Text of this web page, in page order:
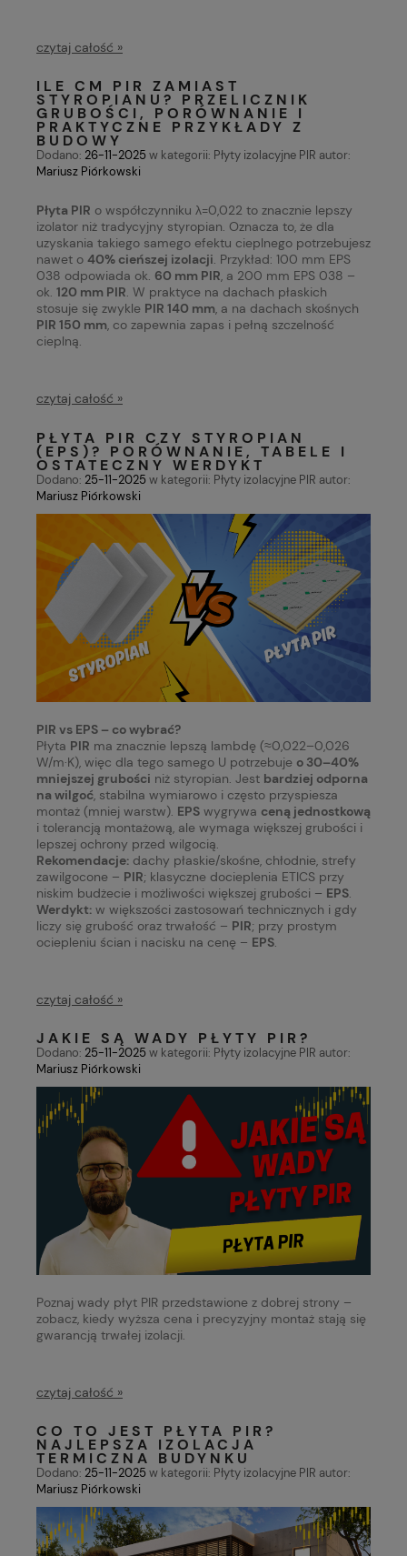
czytaj całość »
ILE CM PIR ZAMIAST
STYROPIANU? PRZELICZNIK
GRUBOŚCI, PORÓWNANIE I
PRAKTYCZNE PRZYKŁADY Z
BUDOWY
Dodano: 26-11-2025w kategorii: Płyty izolacyjne PIR autor:
Mariusz Piórkowski
Płyta PIR o współczynniku λ=0,022 to znacznie lepszy
izolator niż tradycyjny styropian. Oznacza to, że dla
uzyskania takiego samego efektu cieplnego potrzebujesz
nawet o 40% cieńszej izolacji. Przykład: 100 mm EPS
038 odpowiada ok. 60 mm PIR, a 200 mm EPS 038 –
ok. 120 mm PIR. W praktyce na dachach płaskich
stosuje się zwykle PIR 140 mm, a na dachach skośnych
PIR 150 mm, co zapewnia zapas i pełną szczelność
cieplną.
czytaj całość »
PŁYTA PIR CZY STYROPIAN
(EPS)? PORÓWNANIE, TABELE I
OSTATECZNY WERDYKT
Dodano: 25-11-2025w kategorii: Płyty izolacyjne PIR autor:
Mariusz Piórkowski
PIR vs EPS – co wybrać?
Płyta PIR ma znacznie lepszą lambdę (≈0,022–0,026
W/m·K), więc dla tego samego U potrzebuje o 30–40%
mniejszej grubości niż styropian. Jest bardziej odporna
na wilgoć, stabilna wymiarowo i często przyspiesza
montaż (mniej warstw). EPS wygrywa ceną jednostkową
i tolerancją montażową, ale wymaga większej grubości i
lepszej ochrony przed wilgocią.
Rekomendacje: dachy płaskie/skośne, chłodnie, strefy
zawilgocone – PIR; klasyczne docieplenia ETICS przy
niskim budżecie i możliwości większej grubości – EPS.
Werdykt: w większości zastosowań technicznych i gdy
liczy się grubość oraz trwałość – PIR; przy prostym
ociepleniu ścian i nacisku na cenę – EPS.
czytaj całość »
JAKIE SĄ WADY PŁYTY PIR?
Dodano: 25-11-2025w kategorii: Płyty izolacyjne PIR autor:
Mariusz Piórkowski
Poznaj wady płyt PIR przedstawione z dobrej strony –
zobacz, kiedy wyższa cena i precyzyjny montaż stają się
gwarancją trwałej izolacji.
czytaj całość »
CO TO JEST PŁYTA PIR?
NAJLEPSZA IZOLACJA
TERMICZNA BUDYNKU
Dodano: 25-11-2025w kategorii: Płyty izolacyjne PIR autor:
Mariusz Piórkowski